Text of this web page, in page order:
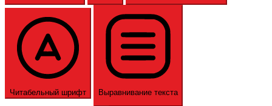
Читабельный шрифт Выравнивание текста